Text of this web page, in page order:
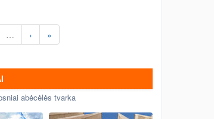
… › »
abėcėlės tvarka